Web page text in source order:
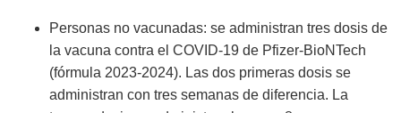
Personas no vacunadas: se administran tres dosis de
la vacuna contra el COVID-19 de Pfizer-BioNTech
(fórmula 2023-2024). Las dos primeras dosis se
administran con tres semanas de diferencia. La